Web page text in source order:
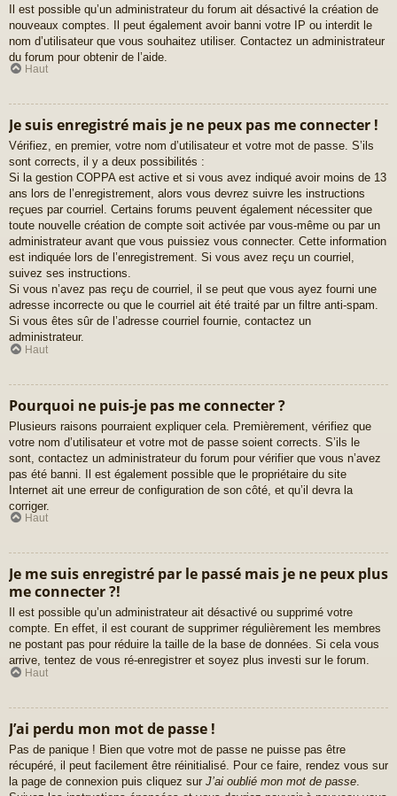
Il est possible qu’un administrateur du forum ait désactivé la création de
nouveaux comptes. Il peut également avoir banni votre IP ou interdit le
nom d’utilisateur que vous souhaitez utiliser. Contactez un administrateur
du forum pour obtenir de l’aide.
Haut
Je suis enregistré mais je ne peux pas me connecter !
Vérifiez, en premier, votre nom d’utilisateur et votre mot de passe. S’ils
sont corrects, il y a deux possibilités :
Si la gestion COPPA est active et si vous avez indiqué avoir moins de 13
ans lors de l’enregistrement, alors vous devrez suivre les instructions
reçues par courriel. Certains forums peuvent également nécessiter que
toute nouvelle création de compte soit activée par vous-même ou par un
administrateur avant que vous puissiez vous connecter. Cette information
est indiquée lors de l’enregistrement. Si vous avez reçu un courriel,
suivez ses instructions.
Si vous n’avez pas reçu de courriel, il se peut que vous ayez fourni une
adresse incorrecte ou que le courriel ait été traité par un filtre anti-spam.
Si vous êtes sûr de l’adresse courriel fournie, contactez un
administrateur.
Haut
Pourquoi ne puis-je pas me connecter ?
Plusieurs raisons pourraient expliquer cela. Premièrement, vérifiez que
votre nom d’utilisateur et votre mot de passe soient corrects. S’ils le
sont, contactez un administrateur du forum pour vérifier que vous n’avez
pas été banni. Il est également possible que le propriétaire du site
Internet ait une erreur de configuration de son côté, et qu’il devra la
corriger.
Haut
Je me suis enregistré par le passé mais je ne peux plus
me connecter ?!
Il est possible qu’un administrateur ait désactivé ou supprimé votre
compte. En effet, il est courant de supprimer régulièrement les membres
ne postant pas pour réduire la taille de la base de données. Si cela vous
arrive, tentez de vous ré-enregistrer et soyez plus investi sur le forum.
Haut
J’ai perdu mon mot de passe !
Pas de panique ! Bien que votre mot de passe ne puisse pas être
récupéré, il peut facilement être réinitialisé. Pour ce faire, rendez vous sur
la page de connexion puis cliquez sur J’ai oublié mon mot de passe